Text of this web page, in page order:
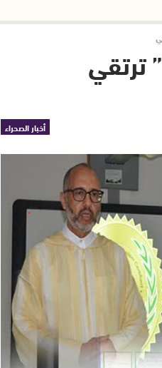
العيون : مدارس الأمين بعد ” ISO ” ترتقي
أخبار الصحراء